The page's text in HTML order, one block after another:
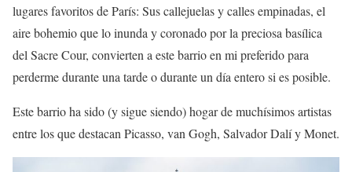
lugares favoritos de París: Sus callejuelas y calles empinadas, el
aire bohemio que lo inunda y coronado por la preciosa basílica
del Sacre Cour, convierten a este barrio en mi preferido para
perderme durante una tarde o durante un día entero si es posible.
Este barrio ha sido (y sigue siendo) hogar de muchísimos artistas
entre los que destacan Picasso, van Gogh, Salvador Dalí y Monet.